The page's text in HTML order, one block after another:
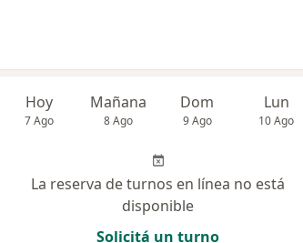
Hoy
7 Ago
Mañana
8 Ago
Dom
9 Ago
Lun
10 Ago
La reserva de turnos en línea no está
disponible
Solicitá un turno